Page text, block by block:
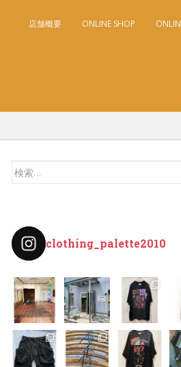
店舗概要 ONLINE SHOP
検
clothing_palette2010